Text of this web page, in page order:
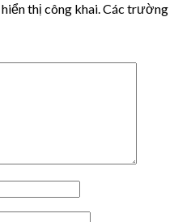
thị công khai.Các trường